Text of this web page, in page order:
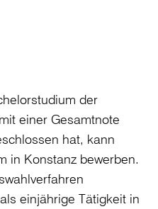
der
einer Gesamtnote
hat, kann
in Konstanz bewerben.
einjährige Tätigkeit in